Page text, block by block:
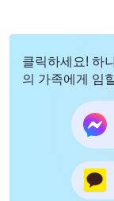
클릭하세요! 하
의 가족에게 임